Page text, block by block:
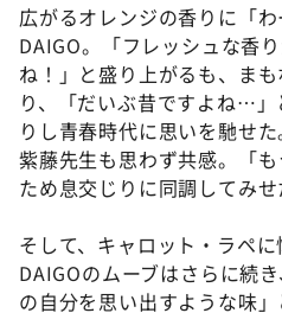
広がるオレンジの香りに「
DAIGO。「フレッシュな香
ね！」と盛り上がるも、ま
り、「だいぶ昔ですよね…
りし青春時代に思いを馳せ
紫藤先生も思わず共感。「
ため息交じりに同調してみせ
そして、キャロット・ラペ
DAIGOのムーブはさらに続
の自分を思い出すような味